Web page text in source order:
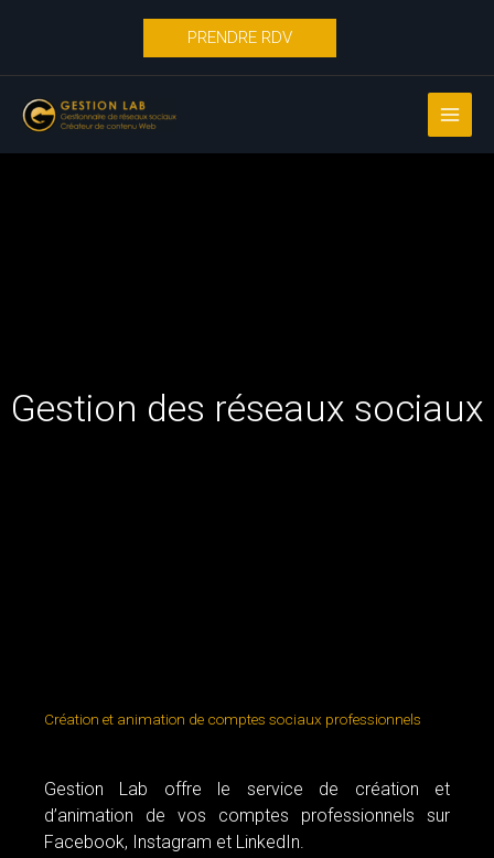
PRENDRE RDV
Gestion des réseaux sociaux
Création et animation de comptes sociaux professionnels
Gestion Lab offre le service de création et
d’animation de vos comptes professionnels sur
Facebook, Instagram et LinkedIn.